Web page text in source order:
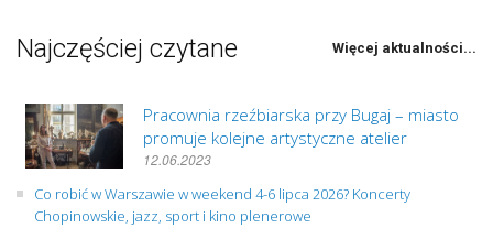
Najczęściej czytane Więcej aktualności...
Pracownia rzeźbiarska przy Bugaj – miasto
promuje kolejne artystyczne atelier
12.06.2023
Co robić w Warszawie w weekend 4-6 lipca 2026? Koncerty
Chopinowskie, jazz, sport i kino plenerowe